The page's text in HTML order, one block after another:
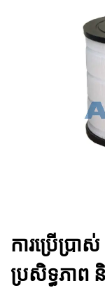
ការប្រើប្រ
ប្រសិទ្ធភាព